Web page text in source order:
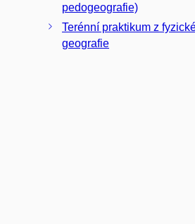
pedogeografie)
Terénní praktikum z
geografie